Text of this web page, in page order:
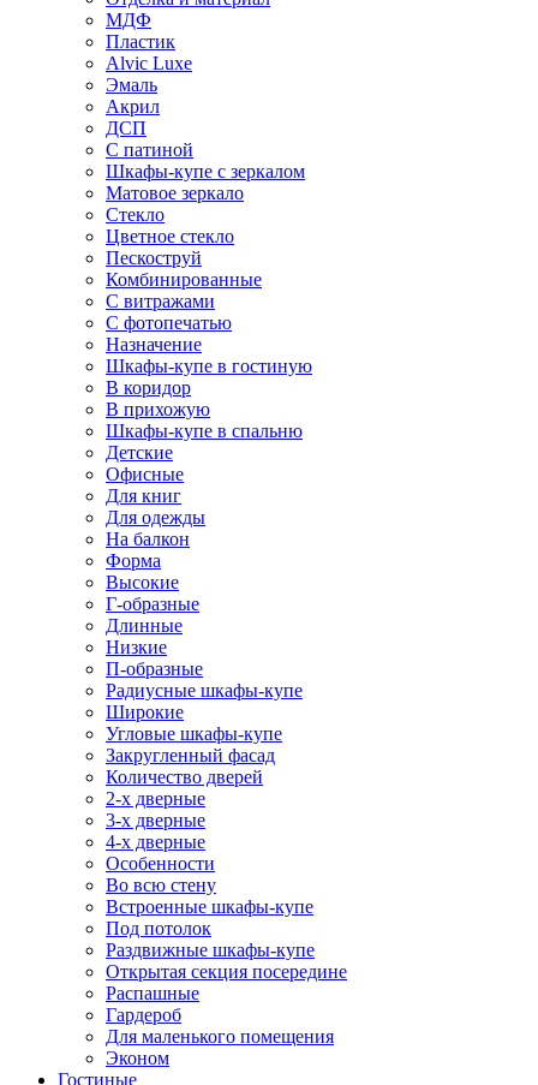
МДФ
Пластик
Alvic Luxe
Эмаль
Акрил
ДСП
С патиной
Шкафы-купе с зеркалом
Матовое зеркало
Стекло
Цветное стекло
Пескоструй
Комбинированные
С витражами
С фотопечатью
Назначение
Шкафы-купе в гостиную
В коридор
В прихожую
Шкафы-купе в спальню
Детские
Офисные
Для книг
Для одежды
На балкон
Форма
Высокие
Г-образные
Длинные
Низкие
П-образные
Радиусные шкафы-купе
Широкие
Угловые шкафы-купе
Закругленный фасад
Количество дверей
2-х дверные
3-х дверные
4-х дверные
Особенности
Во всю стену
Встроенные шкафы-купе
Под потолок
Раздвижные шкафы-купе
Открытая секция посередине
Распашные
Гардероб
Для маленького помещения
Эконом
Гостиные